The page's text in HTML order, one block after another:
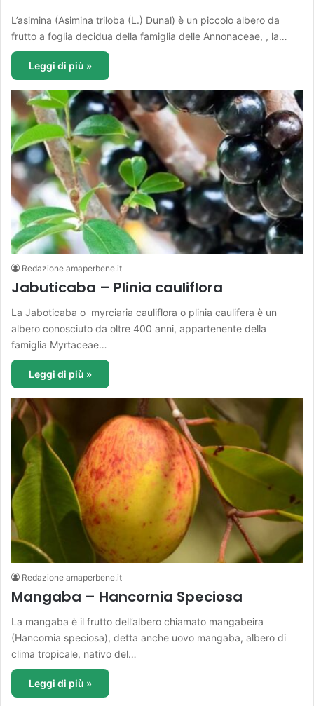
L’asimina (Asimina triloba (L.) Dunal) è un piccolo albero da
frutto a foglia decidua della famiglia delle Annonaceae, , la…
Leggi di più »
Redazione amaperbene.it
Jabuticaba – Plinia cauliflora
La Jaboticaba o myrciaria cauliflora o plinia caulifera è un
albero conosciuto da oltre 400 anni, appartenente della
famiglia Myrtaceae…
Leggi di più »
Redazione amaperbene.it
Mangaba – Hancornia Speciosa
La mangaba è il frutto dell’albero chiamato mangabeira
(Hancornia speciosa), detta anche uovo mangaba, albero di
clima tropicale, nativo del…
Leggi di più »